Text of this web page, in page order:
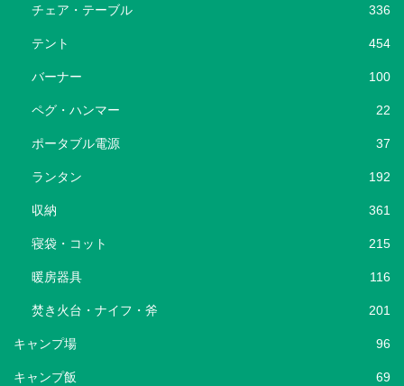
チェア・テーブル 336
テント 454
バーナー 100
ペグ・ハンマー 22
ポータブル電源 37
ランタン 192
収納 361
寝袋・コット 215
暖房器具 116
焚き火台・ナイフ・斧 201
キャンプ場 96
キャンプ飯 69